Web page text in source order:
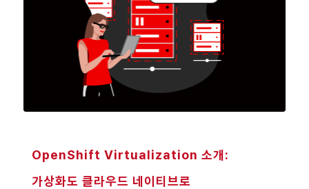
OpenShift Virtualization 소개:
가상화도 클라우드 네이티브로